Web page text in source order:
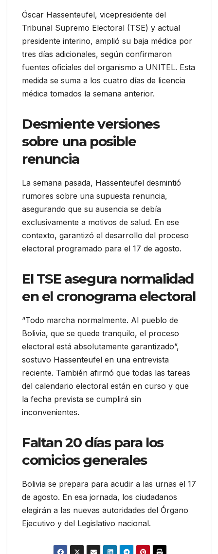
Óscar Hassenteufel, vicepresidente del
Tribunal Supremo Electoral (TSE) y actual
presidente interino, amplió su baja médica por
tres días adicionales, según confirmaron
fuentes oficiales del organismo a UNITEL. Esta
medida se suma a los cuatro días de licencia
médica tomados la semana anterior.
Desmiente versiones
sobre una posible
renuncia
La semana pasada, Hassenteufel desmintió
rumores sobre una supuesta renuncia,
asegurando que su ausencia se debía
exclusivamente a motivos de salud. En ese
contexto, garantizó el desarrollo del proceso
electoral programado para el 17 de agosto.
El TSE asegura normalidad
en el cronograma electoral
“Todo marcha normalmente. Al pueblo de
Bolivia, que se quede tranquilo, el proceso
electoral está absolutamente garantizado”,
sostuvo Hassenteufel en una entrevista
reciente. También afirmó que todas las tareas
del calendario electoral están en curso y que
la fecha prevista se cumplirá sin
inconvenientes.
Faltan 20 días para los
comicios generales
Bolivia se prepara para acudir a las urnas el 17
de agosto. En esa jornada, los ciudadanos
elegirán a las nuevas autoridades del Órgano
Ejecutivo y del Legislativo nacional.